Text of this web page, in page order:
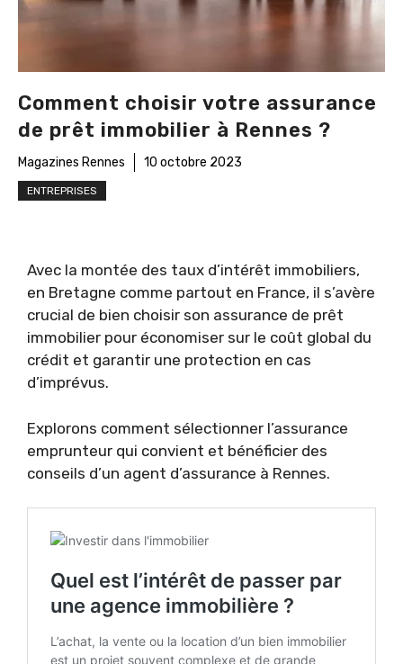
Comment choisir votre assurance
de prêt immobilier à Rennes ?
Magazines Rennes 10 octobre 2023
ENTREPRISES
Avec la montée des taux d’intérêt immobiliers,
en Bretagne comme partout en France, il s’avère
crucial de bien choisir son assurance de prêt
immobilier pour économiser sur le coût global du
crédit et garantir une protection en cas
d’imprévus.
Explorons comment sélectionner l’assurance
emprunteur qui convient et bénéficier des
conseils d’un agent d’assurance à Rennes.